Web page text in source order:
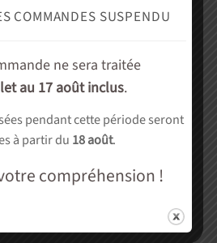
COMMANDES SUSPENDU
ne sera traitée
au 17 août inclus.
pendant cette période seront
à partir du 18 août.
compréhension !